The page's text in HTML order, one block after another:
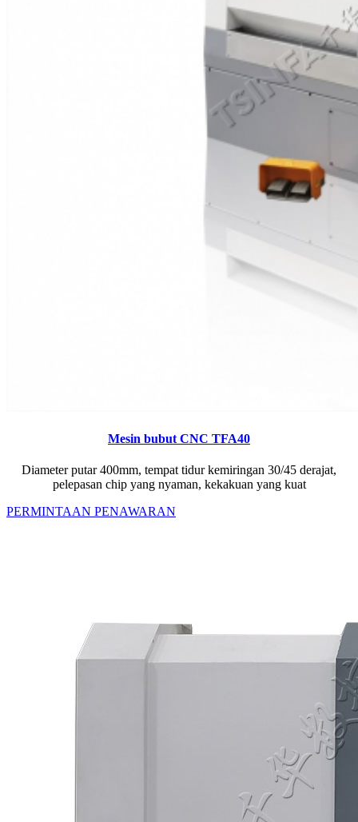
Mesin bubut CNC TFA40
Diameter putar 400mm, tempat tidur kemiringan 30/45 derajat,
pelepasan chip yang nyaman, kekakuan yang kuat
PERMINTAAN PENAWARAN